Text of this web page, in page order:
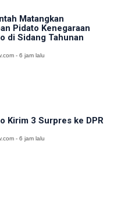
Matangkan
Pidato Kenegaraan
di Sidang Tahunan
- 6 jam lalu
Kirim 3 Surpres ke DPR
- 6 jam lalu